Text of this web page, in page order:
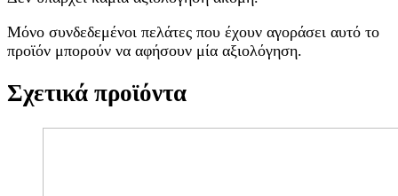
Μόνο συνδεδεμένοι πελάτες που έχουν αγοράσει αυτό το
προϊόν μπορούν να αφήσουν μία αξιολόγηση.
Σχετικά προϊόντα